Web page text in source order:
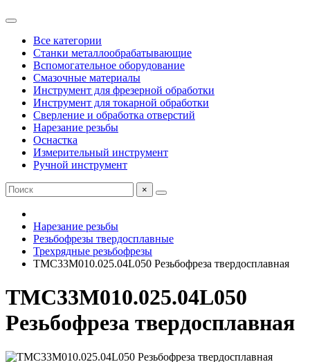
Все категории
Станки металлообрабатывающие
Вспомогательное оборудование
Смазочные материалы
Инструмент для фрезерной обработки
Инструмент для токарной обработки
Сверление и обработка отверстий
Нарезание резьбы
Оснастка
Измерительный инструмент
Ручной инструмент
×
Нарезание резьбы
Резьбофрезы твердосплавные
Трехрядные резьбофрезы
TMC33M010.025.04L050 Резьбофреза твердосплавная
TMС33M010.025.04L050
Резьбофреза твердосплавная